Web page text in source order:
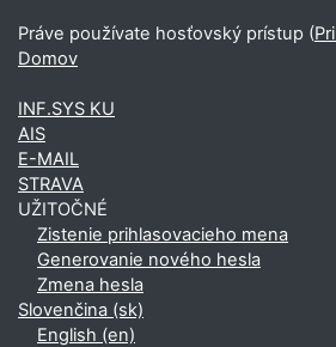
Práve používate hosťovský prístup (
Domov
INF.SYS KU
AIS
E-MAIL
STRAVA
UŽITOČNÉ
Zistenie prihlasovacieho mena
Generovanie nového hesla
Zmena hesla
Slovenčina ‎(sk)‎
English ‎(en)‎